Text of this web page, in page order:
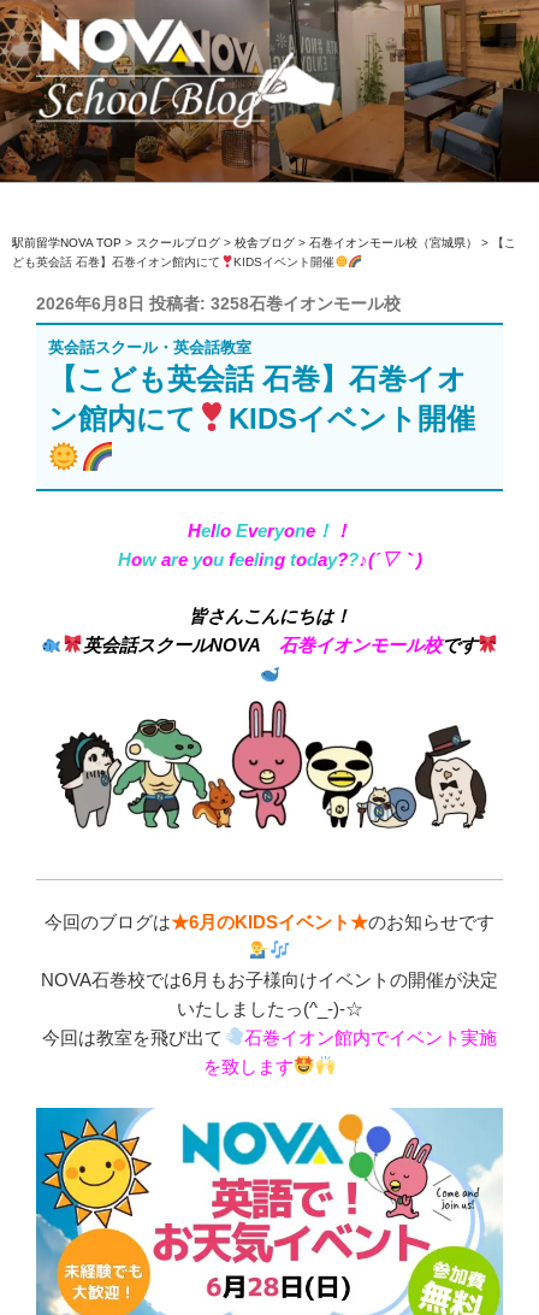
コ
ン
テ
ン
ツ
へ
ス
ッ
プ
駅前留学NOVA【公式】スクールブロ
英会話スクール・英会話教室
駅前留学NOVA TOP > スクールブログ > 校舎ブログ > 石巻イオンモール校（宮城県） >
【こ
ども英会話 石巻】石巻イオン館内にて
KIDSイベント開催
投
稿
日:
2026年6月8日 投稿者: 3258石巻イオンモール校
英会話スクール・英会話教室
【こども英会話 石巻】石巻イオ
ン館内にて
KIDSイベント開催
Hello Everyone ！ ！
Howare youfeeling today??♪(´▽｀)
皆さんこんにちは！
英会話スクールNOVA
石巻イオンモール校です
今回のブログは★6月 のKIDSイベント★のお知らせです
NOVA石巻校では6月もお子様向けイベントの開催が決定
いたしましたっ(^_-)-☆
今回は教室を飛び出て
石巻イオン館内でイベント実施
を致します